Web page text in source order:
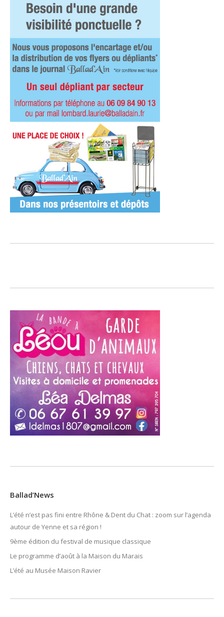
Ballad’News
L’été n’est pas fini entre Rhône & Dent du Chat : zoom sur l’agenda
autour de Yenne et sa région !
9ème édition du festival de musique classique
Le programme d’août à la Maison du Marais
L’été au Musée Maison Ravier